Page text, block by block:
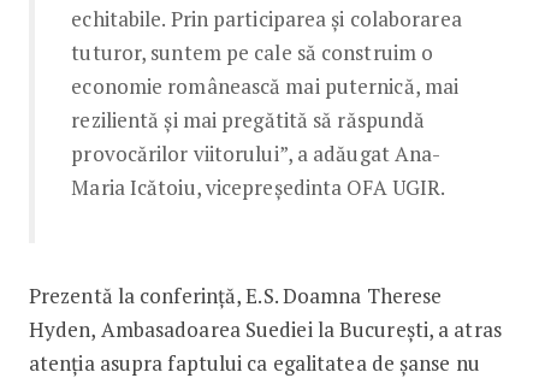
echitabile. Prin participarea și colaborarea
tuturor, suntem pe cale să construim o
economie românească mai puternică, mai
rezilientă și mai pregătită să răspundă
provocărilor viitorului”, a adăugat Ana-
Maria Icătoiu, vicepreședinta OFA UGIR.
Prezentă la conferință, E.S. Doamna Therese
Hyden, Ambasadoarea Suediei la București, a atras
atenția asupra faptului ca egalitatea de șanse nu